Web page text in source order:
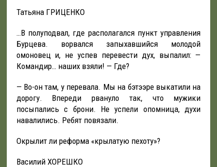
Татьяна ГРИЦЕНКО
…В полуподвал, где располагался пункт управления
Бурцева. ворвался запыхавшийся молодой
омоновец и, не успев перевести дух, выпалил: —
Командир… наших взяли! — Где?
— Во-он там, у перевала. Мы на бэтээре выкатили на
дорогу. Впереди рвануло так, что мужики
посыпались с брони. Не успели опомница, духи
навалились. Ребят повязали.
Окрылит ли реформа «крылатую пехоту»?
Василий ХОРЕШКО